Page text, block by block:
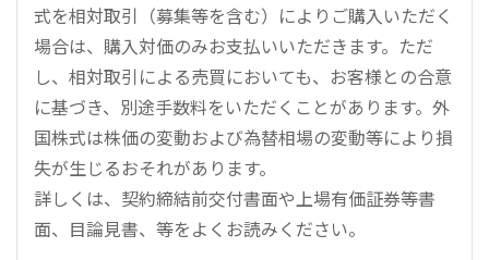
式を相対取引（募集等を含む）によりご購入いただく
場合は、購入対価のみお支払いいただきます。ただ
し、相対取引による売買においても、お客様との合意
に基づき、別途手数料をいただくことがあります。外
国株式は株価の変動および為替相場の変動等により損
失が生じるおそれがあります。
詳しくは、契約締結前交付書面や上場有価証券等書
面、目論見書、等をよくお読みください。